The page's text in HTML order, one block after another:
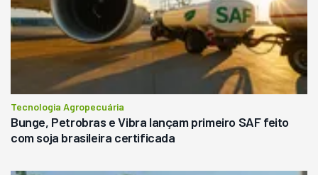
Tecnologia Agropecuária
Bunge, Petrobras e Vibra lançam primeiro SAF feito
com soja brasileira certificada